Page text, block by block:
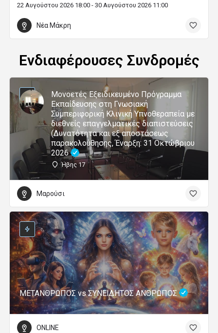
22 Αυγούστου 2026 18:00 - 30 Αυγούστου 2026 11:00
Νέα Μάκρη
Ενδιαφέρουσες Συνδρομές
Μονοετές Εξειδικευμένο Πρόγραμμα
Εκπαίδευσης στη Γνωσιακή
Συμπεριφορική Κλινική Υπνοθεραπεία με
διεθνείς επαγγελματικές διαπιστεύσεις
(Δυνατότητα και εξ αποστάσεως
παρακολούθησης, Έναρξη: 31 Οκτώβριου
2026
Ήβης 17
Μαρούσι
ΜΕΤΑΝΘΡΩΠΟΣ vs ΣΥΝΕΙΔΗΤΟΣ ΑΝΘΡΩΠΟΣ
ONLINE